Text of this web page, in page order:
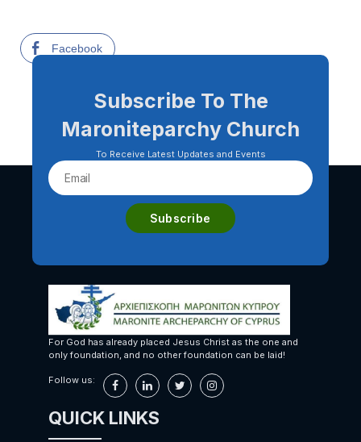
Facebook
Subscribe To The
Maroniteparchy Church
To Receive Latest Updates and Events
For God has already placed Jesus Christ as the one and
only foundation, and no other foundation can be laid!
Follow us:
QUICK LINKS